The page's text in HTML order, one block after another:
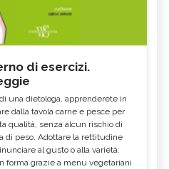
di esercizi.
una dietologa, apprenderete in
dalla tavola carne e pesce per
qualità, senza alcun rischio di
di peso. Adottare la rettitudine
al gusto o alla varietà:
forma grazie a menu vegetariani